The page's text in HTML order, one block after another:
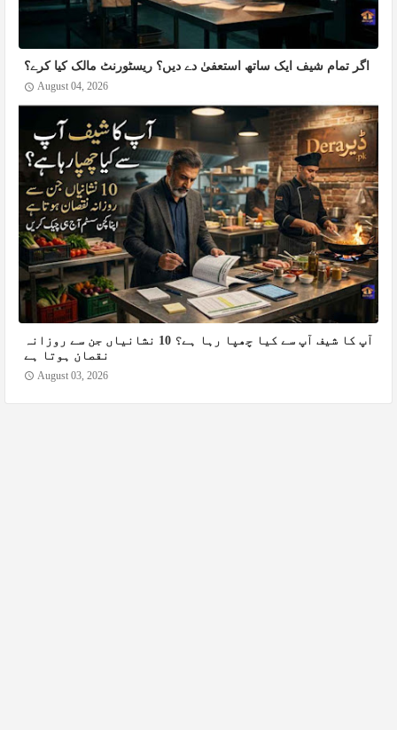
اگر تمام شیف ایک ساتھ استعفیٰ دے دیں؟ ریسٹورنٹ مالک کیا کرے؟
August 04, 2026
آپ کا شیف آپ سے کیا چھپا رہا ہے؟ 10 نشانیاں جن سے روزانہ
نقصان ہوتا ہے
August 03, 2026